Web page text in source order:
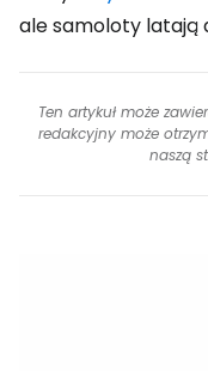
ale samoloty latają
Ten artykuł może
redakcyjny może
naszą